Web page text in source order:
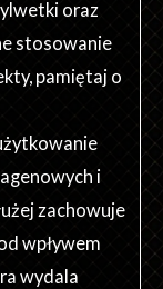
oraz
stosowanie
pamiętaj o
i
zachowuje
wpływem
wydala